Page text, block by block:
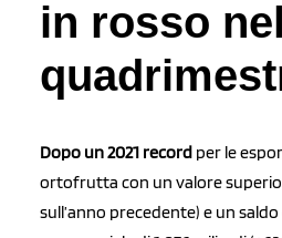
in rosso
Dopo un 2021 record per le
ortofrutta con un valore
sull’anno precedente) e un